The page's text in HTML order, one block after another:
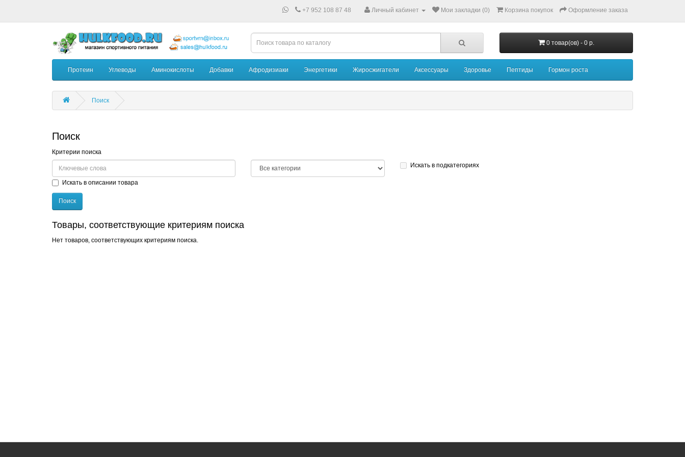
+7 952 108 87 48 Личный кабинет Мои закладки (0) Корзина покупок Оформление заказа
0 товар(ов) - 0 р.
Протеин Углеводы Аминокислоты Добавки Афродизиаки Энергетики Жиросжигатели Аксессуары Здоровье Пептиды Гормон роста
Поиск
Поиск
Критерии поиска
Искать в подкатегориях
Искать в описании товара
Товары, соответствующие критериям поиска
Нет товаров, соответствующих критериям поиска.